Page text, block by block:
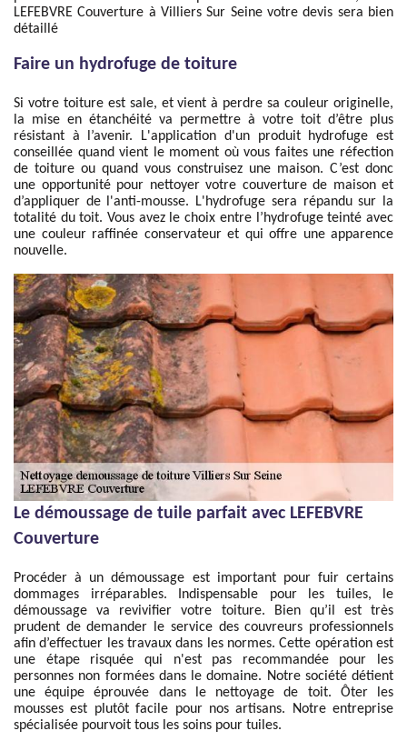
LEFEBVRE Couverture à Villiers Sur Seine votre devis sera bien
détaillé
Faire un hydrofuge de toiture
Si votre toiture est sale, et vient à perdre sa couleur originelle,
la mise en étanchéité va permettre à votre toit d’être plus
résistant à l’avenir. L'application d'un produit hydrofuge est
conseillée quand vient le moment où vous faites une réfection
de toiture ou quand vous construisez une maison. C’est donc
une opportunité pour nettoyer votre couverture de maison et
d’appliquer de l'anti-mousse. L'hydrofuge sera répandu sur la
totalité du toit. Vous avez le choix entre l’hydrofuge teinté avec
une couleur raffinée conservateur et qui offre une apparence
nouvelle.
Le démoussage de tuile parfait avec LEFEBVRE
Couverture
Procéder à un démoussage est important pour fuir certains
dommages irréparables. Indispensable pour les tuiles, le
démoussage va revivifier votre toiture. Bien qu’il est très
prudent de demander le service des couvreurs professionnels
afin d’effectuer les travaux dans les normes. Cette opération est
une étape risquée qui n'est pas recommandée pour les
personnes non formées dans le domaine. Notre société détient
une équipe éprouvée dans le nettoyage de toit. Ôter les
mousses est plutôt facile pour nos artisans. Notre entreprise
spécialisée pourvoit tous les soins pour tuiles.